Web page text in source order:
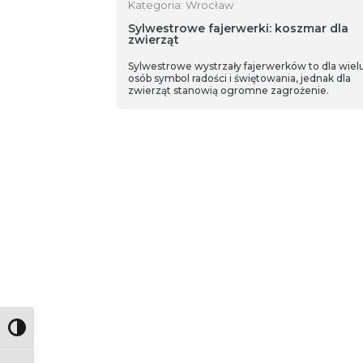
Toggle High Contrast
Kategoria: Wrocław
Sylwestrowe fajerwerki: koszmar dla
zwierząt
Sylwestrowe wystrzały fajerwerków to dla
osób symbol radości i świętowania, jednak dla
zwierząt stanowią ogromne zagrożenie.